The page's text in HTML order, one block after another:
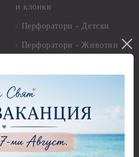
и клонки
Перфоратори - Детски
Перфоратори - Животни
Зимни
Рисуване
Грунд и почистващи
разтвори
Платна за рисуване